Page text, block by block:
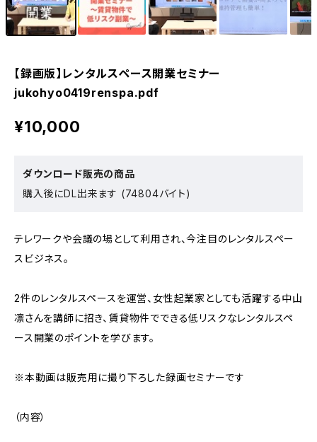
【録画版】レンタルスペース開業セミナー
jukohyo0419renspa.pdf
¥10,000
ダウンロード販売の商品
購入後にDL出来ます (74804バイト)
テレワークや会議の場として利用され、今注目のレンタルスペー
スビジネス。
2件のレンタルスペースを運営、女性起業家としても活躍する中山
凛さんを講師に招き、賃貸物件でできる低リスクなレンタルスペ
ース開業のポイントを学びます。
※本動画は販売用に撮り下ろした録画セミナーです
（内容）